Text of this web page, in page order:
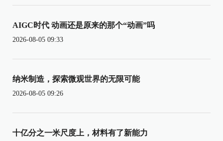
AIGC时代 动画还是原来的那个“动画”吗
2026-08-05 09:33
纳米制造，探索微观世界的无限可能
2026-08-05 09:26
十亿分之一米尺度上，材料有了新能力